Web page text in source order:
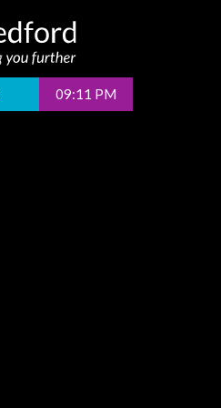
09:11 PM